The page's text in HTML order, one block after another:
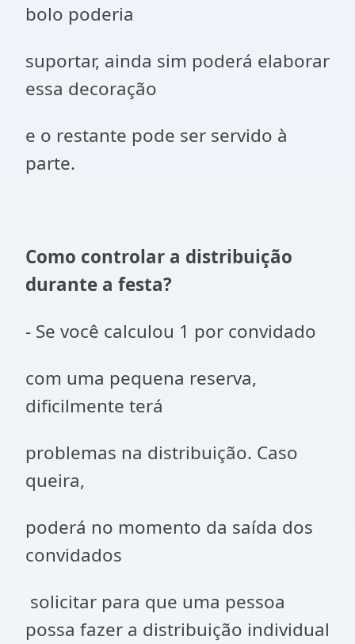
bolo poderia
suportar, ainda sim poderá elaborar
essa decoração
e o restante pode ser servido à
parte.
Como controlar a distribuição
durante a festa?
- Se você calculou 1 por convidado
com uma pequena reserva,
dificilmente terá
problemas na distribuição. Caso
queira,
poderá no momento da saída dos
convidados
solicitar para que uma pessoa
possa fazer a distribuição individual